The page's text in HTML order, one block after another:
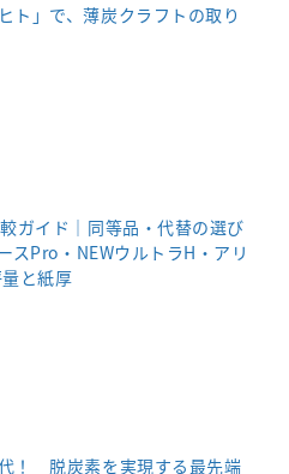
ト」で、薄炭クラフトの取り
ガイド｜同等品・代替の選び
スPro・NEWウルトラH・アリ
と紙厚
！ 脱炭素を実現する最先端